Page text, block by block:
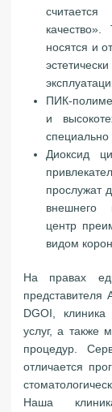
носятся и
ПИК-
и
Диоксид
прослужат
внешнего
центр
видом
На правах
представителя
DGOI,
услуг, а также
процедур.
отличается
Наша